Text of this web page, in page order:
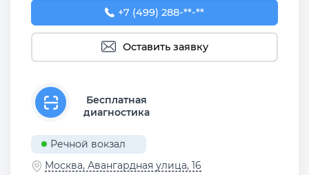
+7 (499) 288-84-47
+7 (499) 288-**-**
Оставить заявку
Бесплатная
диагностика
Речной вокзал
Москва, Авангардная улица, 16